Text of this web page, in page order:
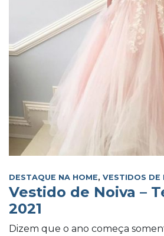
DESTAQUE NA HOME, VESTIDOS DE
Vestido de Noiva –
2021
Dizem que o ano começa